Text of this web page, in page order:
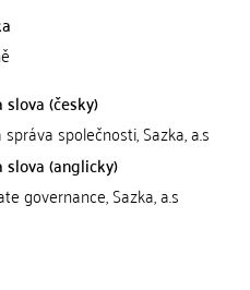
slova (česky)
společnosti, Sazka, a.s
slova (anglicky)
governance, Sazka, a.s